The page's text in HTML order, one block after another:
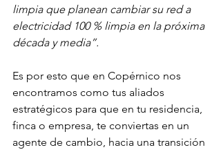
limpia que planean cambiar su red a
electricidad 100 % limpia en la próxima
década y media”.
Es por esto que en Copérnico nos
encontramos como tus aliados
estratégicos para que en tu residencia,
finca o empresa, te conviertas en un
agente de cambio, hacia una transición